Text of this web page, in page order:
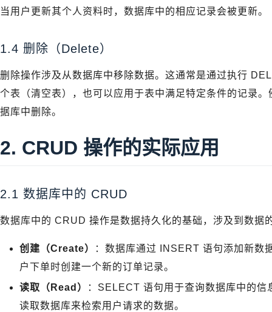
当用户更新其个人资料时，数据库中的相应记录会被更新。
1.4 删除（Delete）
删除操作涉及从数据库中移除数据。这通常是通过执行
个表（清空表），也可以应用于表中满足特定条件的记录
据库中删除。
2. CRUD 操作的实际应用
2.1 数据库中的 CRUD
数据库中的 CRUD 操作是数据持久化的基础，涉及到数据
创建（Create）
：数据库通过 INSERT 语句添加新数
户下单时创建一个新的订单记录。
读取（Read）
：SELECT 语句用于查询数据库中的
读取数据库来检索用户请求的数据。